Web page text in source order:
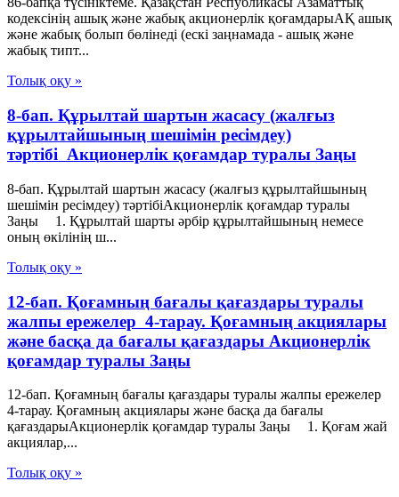
кодексінің ашық және жабық акционерлік қоғамдарыАҚ ашық
және жабық болып бөлінеді (ескі заңнамада - ашық және
жабық типт...
Толық оқу »
8-бап. Құрылтай шартын жасасу (жалғыз
құрылтайшының шешімін ресімдеу)
тәртібі Акционерлік қоғамдар туралы Заңы
8-бап. Құрылтай шартын жасасу (жалғыз құрылтайшының
шешімін ресімдеу) тәртібіАкционерлік қоғамдар туралы
Заңы 1. Құрылтай шарты әрбір құрылтайшының немесе
оның өкілінің ш...
Толық оқу »
12-бап. Қоғамның бағалы қағаздары туралы
жалпы ережелер 4-тарау. Қоғамның акциялары
және басқа да бағалы қағаздары Акционерлік
қоғамдар туралы Заңы
12-бап. Қоғамның бағалы қағаздары туралы жалпы ережелер
4-тарау. Қоғамның акциялары және басқа да бағалы
қағаздарыАкционерлік қоғамдар туралы Заңы 1. Қоғам жай
акциялар,...
Толық оқу »